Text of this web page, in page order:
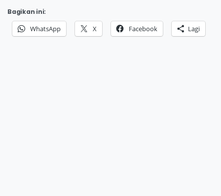
Bagikan ini:
WhatsApp X Facebook Lagi